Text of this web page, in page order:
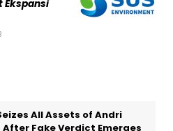
Ekspansi
All Assets of Andri
Fake Verdict Emerges